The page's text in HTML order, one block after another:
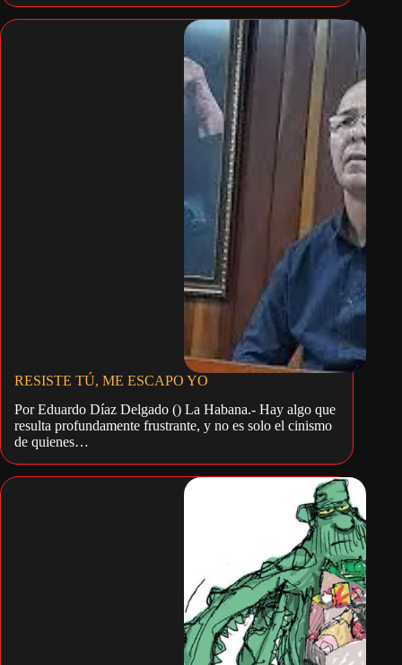
RESISTE TÚ, ME ESCAPO YO
Por Eduardo Díaz Delgado () La Habana.- Hay algo que
resulta profundamente frustrante, y no es solo el cinismo
de quienes…